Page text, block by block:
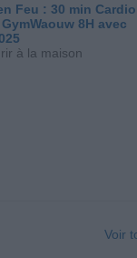
Feu : 30 min
8H avec
à la maison
Voir